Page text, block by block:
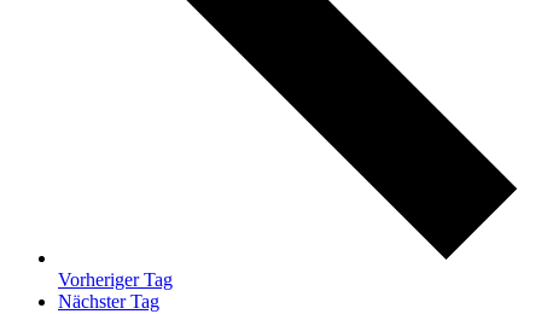
Vorheriger Tag
Nächster Tag